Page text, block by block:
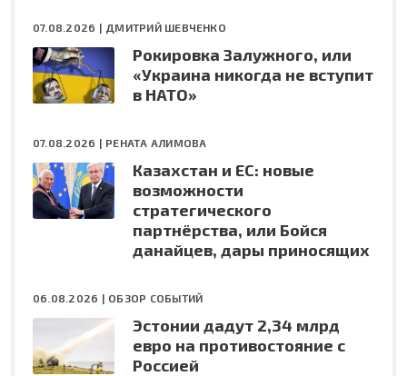
07.08.2026 | ДМИТРИЙ ШЕВЧЕНКО
Рокировка Залужного, или
«Украина никогда не вступит
в НАТО»
07.08.2026 | РЕНАТА АЛИМОВА
Казахстан и ЕС: новые
возможности
стратегического
партнёрства, или Бойся
данайцев, дары приносящих
06.08.2026 | ОБЗОР СОБЫТИЙ
Эстонии дадут 2,34 млрд
евро на противостояние с
Россией